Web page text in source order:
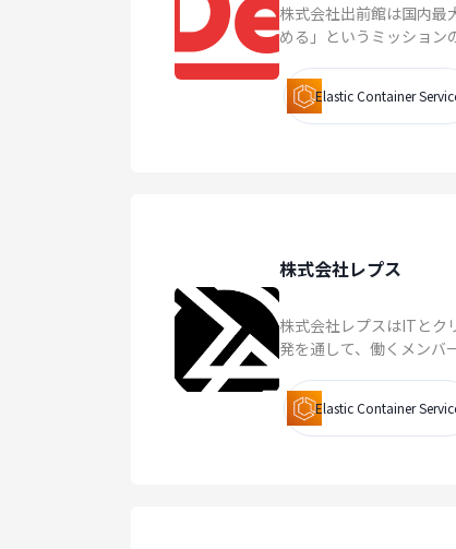
株式会社出前館は国内最
める」というミッション
Elastic Container
株式会社レプス
株式会社レプスはITとク
発を通して、働くメンバ
Elastic Container